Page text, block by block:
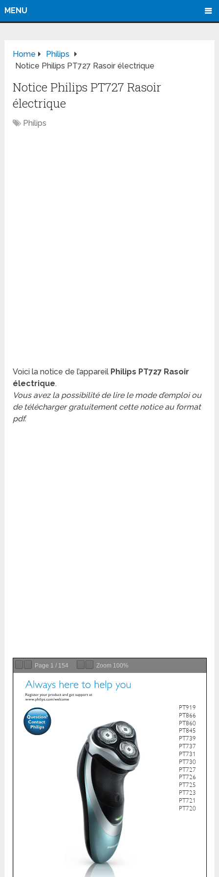
MENU
Home
Philips
Notice Philips PT727 Rasoir électrique
Notice Philips PT727 Rasoir
électrique
Philips
Voici la notice de l’appareil Philips PT727 Rasoir
électrique.
Vous avez la possibilité de lire le mode d’emploi ou
de télécharger gratuitement cette notice au format
pdf.
Page 1 / 154 Zoom 100%